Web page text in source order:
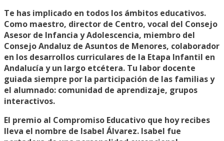
Te has implicado en todos los ámbitos educativos.
Como maestro, director de Centro, vocal del Consejo
Asesor de Infancia y Adolescencia, miembro del
Consejo Andaluz de Asuntos de Menores, colaborador
en los desarrollos curriculares de la Etapa Infantil en
Andalucía y un largo etcétera. Tu labor docente
guiada siempre por la participación de las familias y
el alumnado: comunidad de aprendizaje, grupos
interactivos.
El premio al Compromiso Educativo que hoy recibes
lleva el nombre de Isabel Álvarez. Isabel fue